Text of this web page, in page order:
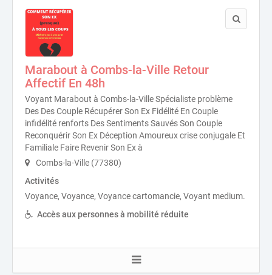
Marabout à Combs-la-Ville Retour
Affectif En 48h
Voyant Marabout à Combs-la-Ville Spécialiste problème
Des Des Couple Récupérer Son Ex Fidélité En Couple
infidélité renforts Des Sentiments Sauvés Son Couple
Reconquérir Son Ex Déception Amoureux crise conjugale Et
Familiale Faire Revenir Son Ex à
Combs-la-Ville (77380)
Activités
Voyance, Voyance, Voyance cartomancie, Voyant medium.
Accès aux personnes à mobilité réduite